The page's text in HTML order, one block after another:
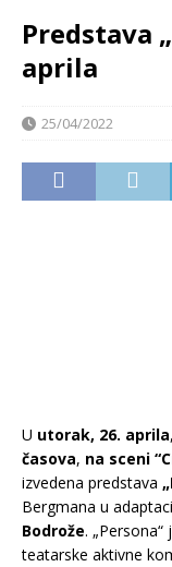
Predstava
aprila
25/04/2022
U utorak, 26. aprila,
časova, na sceni
izvedena predstava
Bergmana u
Bodrože.
teatarske aktivne